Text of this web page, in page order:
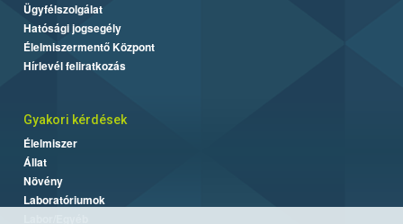
Ügyfélszolgálat
Hatósági jogsegély
Élelmiszermentő Központ
Hírlevél feliratkozás
Gyakori kérdések
Élelmiszer
Állat
Növény
Laboratóriumok